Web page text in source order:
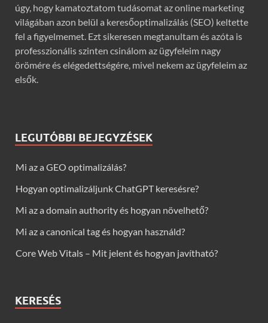
úgy, hogy kamatoztatom tudásomat az online marketing
világában azon belül a keresőoptimalizálás (SEO) keltette
fel a figyelmemet. Ezt sikeresen megtanultam és azóta is
professzionális szinten csinálom az ügyfeleim nagy
örömére és elégedettségére, mivel nekem az ügyfeleim az
elsők.
LEGUTÓBBI BEJEGYZÉSEK
Mi az a GEO optimalizálás?
Hogyan optimalizáljunk ChatGPT keresésre?
Mi az a domain authority és hogyan növelhető?
Mi az a canonical tag és hogyan használd?
Core Web Vitals – Mit jelent és hogyan javítható?
KERESÉS